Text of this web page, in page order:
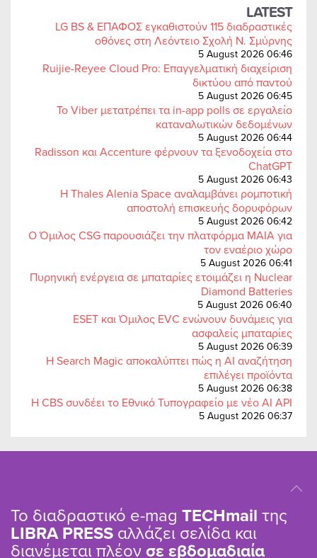
LATEST
LG BS & ΕΠΑΦΟΣ εγκαθιστούν 115 διαδραστικές
οθόνες στη Λεόντειο Σχολή Ν. Σμύρνης
5 August 2026 06:46
Ruijie-Reyee Cloud Pro: Επαγγελματική διαχείριση
δικτύου από παντού
5 August 2026 06:45
Το Viber μετατρέπει τα in-app polls σε εργαλείο
καταναλωτικών δεδομένων
5 August 2026 06:44
Radisson και Accenture φέρνουν τα ξενοδοχεία στο
ChatGPT
5 August 2026 06:43
Η Thales Alenia Space αναλαμβάνει ρομποτική
αποστολή επισκευής δορυφόρων
5 August 2026 06:42
Ο Όμιλος CSG παρουσιάζει την πλατφόρμα MAIA για
τον εναέριο χώρο
5 August 2026 06:41
Πυρηνική ενέργεια σε μπαταρίες ετοιμάζει η Nuclear
Diamond Batteries
5 August 2026 06:40
ESET και Όμιλος EVC ενώνουν δυνάμεις για
ασφαλείς μπαταρίες
5 August 2026 06:39
Η Search Magic αποκαλύπτει πώς η AI αναζήτηση
επιλέγει προϊόντα
5 August 2026 06:38
Η CBS συνδέει το Εθνικό Τυπογραφείο με νέο AI API
5 August 2026 06:37
Το διαδραστικό e-mag TΕCHmail της
LIBRA PRESS αλλάζει σελίδα και
διανέμεται πλέον σε εβδομαδιαία